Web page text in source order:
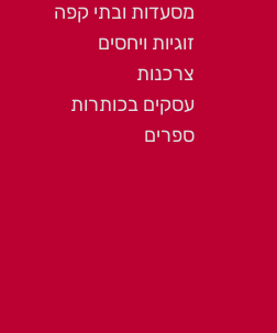
מסעדות ובתי קפה
זוגיות ויחסים
צרכנות
עסקים בכותרות
ספרים